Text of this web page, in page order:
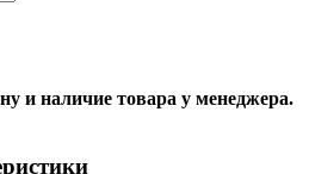
и наличие товара у менеджера.